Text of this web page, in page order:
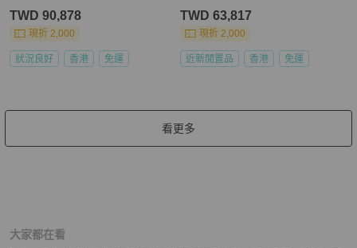
TWD 90,878
現折 2,000
狀況良好 香港 免運
TWD 63,817
現折 2,000
近新閒置品 香港 免運
看更多
大家都在看